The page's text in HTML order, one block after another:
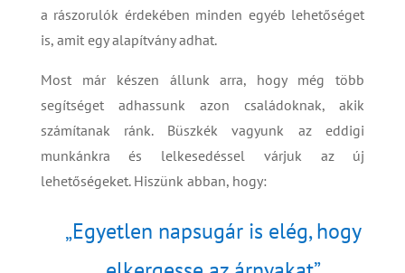
a rászorulók érdekében minden egyéb lehetőséget
is, amit egy alapítvány adhat.
Most már készen állunk arra, hogy még több
segítséget adhassunk azon családoknak, akik
számítanak ránk. Büszkék vagyunk az eddigi
munkánkra és lelkesedéssel várjuk az új
lehetőségeket. Hiszünk abban, hogy:
„Egyetlen napsugár is elég, hogy